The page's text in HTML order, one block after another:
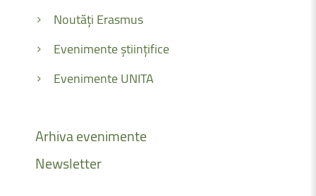
Noutăți Erasmus
Evenimente științifice
Evenimente UNITA
Arhivaevenimente
Newsletter